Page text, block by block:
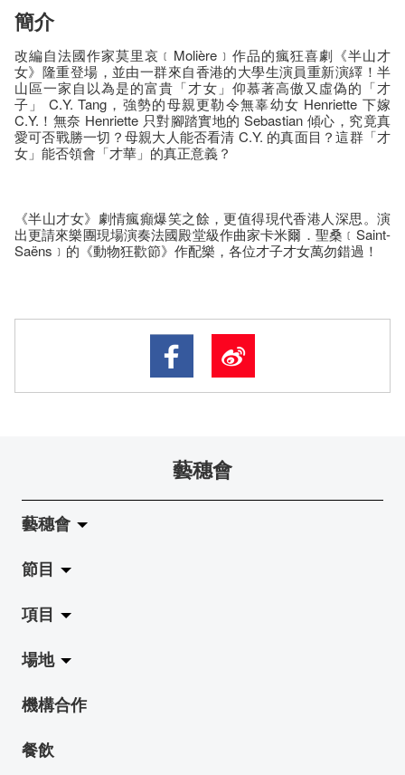
簡介
改編自法國作家莫里哀﹝Molière﹞作品的瘋狂喜劇《半山才
女》隆重登場，並由一群來自香港的大學生演員重新演繹！半
山區一家自以為是的富貴「才女」仰慕著高傲又虛偽的「才
子」 C.Y. Tang，強勢的母親更勒令無辜幼女 Henriette 下嫁
C.Y.！無奈 Henriette 只對腳踏實地的 Sebastian 傾心，究竟真
愛可否戰勝一切？母親大人能否看清 C.Y. 的真面目？這群「才
女」能否領會「才華」的真正意義？
《半山才女》劇情瘋癲爆笑之餘，更值得現代香港人深思。演
出更請來樂團現場演奏法國殿堂級作曲家卡米爾．聖桑﹝Saint-
Saëns﹞的《動物狂歡節》作配樂，各位才子才女萬勿錯過！
藝穗會
藝穗會
關於藝穗會
藝穗會的演化
使命與宗旨
藝穗會架構
檔案庫
節目
拉闊
展覽
演出
活動
項目
Jazz-Go-Central, Jazz-Go-Fringe
LPL
2015-16 藝術場地資助計劃
場地
陳麗玲畫廊
奶庫
機構合作
餐飲